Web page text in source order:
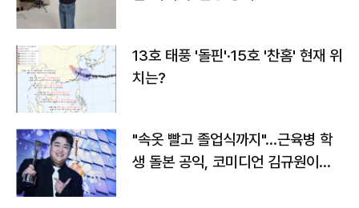
13호 태풍 '돌핀'·15호 '찬홈' 현재 위
치는?
"속옷 빨고 졸업식까지"…근육병 학
생 돌본 공익, 코미디언 김규원이었